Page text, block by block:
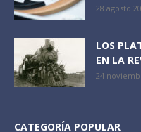
28 agosto
LOS
EN LA
24
CATEGORÍA POPULAR